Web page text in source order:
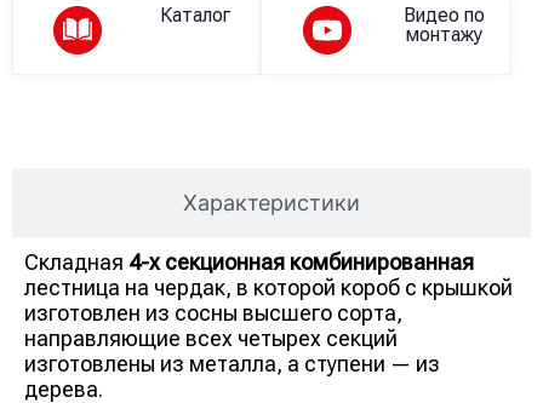
Каталог
Видео по
монтажу
Характеристики
Складная 4-х секционная комбинированная
лестница на чердак, в которой короб с крышкой
изготовлен из сосны высшего сорта,
направляющие всех четырех секций
изготовлены из металла, а ступени — из
дерева.